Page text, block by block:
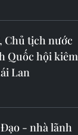
Chủ tịch nước
Quốc hội kiêm
Lan
- nhà lãnh